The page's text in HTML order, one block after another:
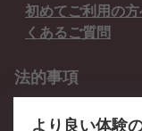
初めてご利用の方
くあるご質問
法的事項
より良い体験